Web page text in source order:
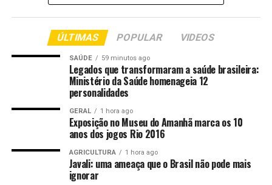
Todas as unidades do Ganha Tempo estarão fechadas
nos dias 16 e 17 de fevereiro. O atendimento ao público
retorna na quarta-feira (18).
De acordo com a Secretaria de Estado de Saúde (SES),
apenas a sede administrativa, o Centro de Reabilitação
Integral Dom Aquino Corrêa (Cridac), o Centro Estadual
de Odontologia para Pacientes Especiais (Ceope), o
Centro Estadual de Referência em Média e Alta
Complexidade (Cermac), o MT Hemocentro e a Farmácia
Especializada de Alto Custo não terão expediente no
ÚLTIMAS POPULAR VIDEOS
SAÚDE 59 minutos ago
Legados que transformaram a saúde brasileira:
Ministério da Saúde homenageia 12
personalidades
GERAL 1 hora ago
Exposição no Museu do Amanhã marca os 10
anos dos jogos Rio 2016
AGRICULTURA 1 hora ago
Javali: uma ameaça que o Brasil não pode mais
ignorar